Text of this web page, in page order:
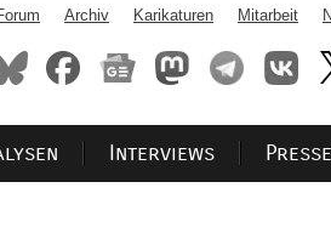
Archiv Karikaturen Mitarbeit
Interviews